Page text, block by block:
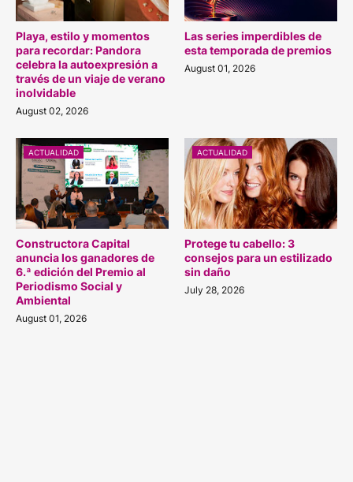
Playa, estilo y momentos
para recordar: Pandora
celebra la autoexpresión a
través de un viaje de verano
inolvidable
August 02, 2026
Las series imperdibles de
esta temporada de premios
August 01, 2026
ACTUALIDAD
Constructora Capital
anuncia los ganadores de
6.ª edición del Premio al
Periodismo Social y
Ambiental
August 01, 2026
ACTUALIDAD
Protege tu cabello: 3
consejos para un estilizado
sin daño
July 28, 2026